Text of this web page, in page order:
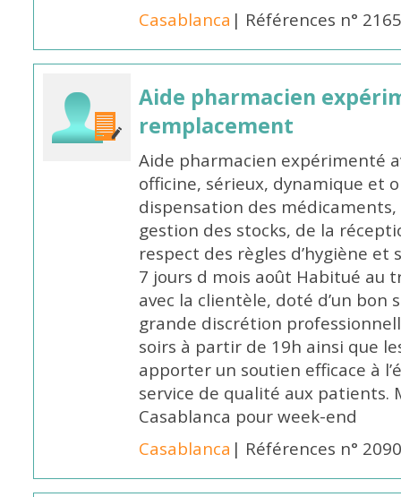
Casablanca | Références n°
Aide pharmacien
remplacement
Aide pharmacien expérimenté
officine, sérieux, dynamique et
dispensation des
gestion des stocks, de la
respect des règles d’hygiène
7 jours d mois août Habitué au
avec la clientèle, doté d’un bon
grande discrétion
soirs à partir de 19h ainsi que
apporter un soutien efficace à
service de qualité aux patients.
Casablanca pour week-end
Casablanca | Références n°